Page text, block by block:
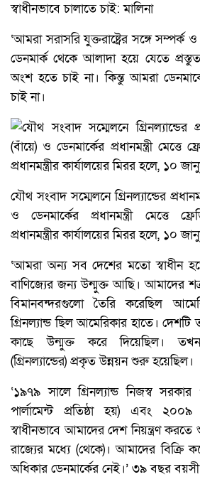
স্বাধীনভাবে চালাতে চাই: মালিনা
‘আমরা সরাসরি যুক্তরাষ্ট্রের সঙ্গে
ডেনমার্ক থেকে আলাদা হয়ে যেতে
অংশ হতে চাই না। কিন্তু আমরা
চাই না।
যৌথ সংবাদ সম্মেলনে গ্রিনল্যান্ডের
ও ডেনমার্কের প্রধানমন্ত্রী মেত্তে
প্রধানমন্ত্রীর কার্যালয়ের মিরর হলে, ১০
‘আমরা অন্য সব দেশের মতো স্বাধীন
বাণিজ্যের জন্য উন্মুক্ত আছি। আমাদের
বিমানবন্দরগুলো তৈরি করেছিল
গ্রিনল্যান্ড ছিল আমেরিকার হাতে। দেশটি
কাছে উন্মুক্ত করে দিয়েছিল।
(গ্রিনল্যান্ডের) প্রকৃত উন্নয়ন শুরু হয়েছিল।
‘১৯৭৯ সালে গ্রিনল্যান্ড নিজস্ব সরকার
পার্লামেন্ট প্রতিষ্ঠা হয়) এবং ২০০৯
স্বাধীনভাবে আমাদের দেশ নিয়ন্ত্রণ
রাজ্যের মধ্যে (থেকে)। আমাদের
অধিকার ডেনমার্কের নেই।’ ৩৯ বছর বয়সী